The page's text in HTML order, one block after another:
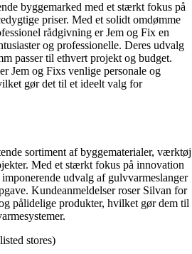
byggemarked med et stærkt fokus på
priser. Med et solidt omdømme
rådgivning er Jem og Fix en
og professionelle. Deres udvalg
passer til ethvert projekt og budget.
Jem og Fixs venlige personale og
gør det til et ideelt valg for
sortiment af byggematerialer, værktøj
Med et stærkt fokus på innovation
udvalg af gulvvarmeslanger
Kundeanmeldelser roser Silvan for
pålidelige produkter, hvilket gør dem til
stores)